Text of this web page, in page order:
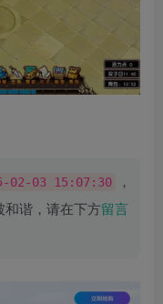
02-03 15:07:30
，
和谐，请在下方留言